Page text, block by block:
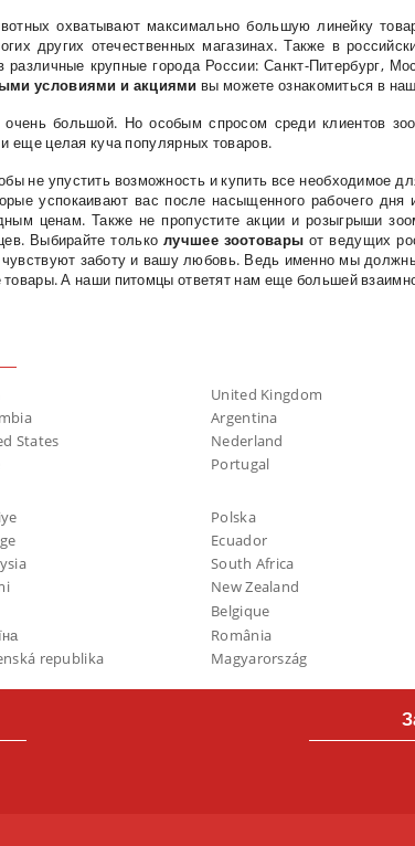
охватывают максимально большую линейку
других отечественных магазинах. Также в
различные крупные города России: Санкт-Питербург,
условиями и акциями вы можете ознакомиться в
очень большой. Но особым спросом среди клиентов
еще целая куча популярных товаров.
не упустить возможность и купить все необходимое
успокаивают вас после насыщенного рабочего дня
ценам. Также не пропустите акции и розыгрыши
Выбирайте только лучшее зоотоварыот ведущих
заботу и вашу любовь. Ведь именно мы
А наши питомцы ответят нам еще большей
United Kingdom
Argentina
States
Nederland
Portugal
Polska
Ecuador
South Africa
New Zealand
Belgique
România
republika Magyarország